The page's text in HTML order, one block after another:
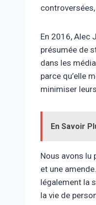
En 2016, Alec
présumée de
dans les
parce qu’elle
minimiser
En Savoir
Nous avons lu
et une
légalement la
la vie de